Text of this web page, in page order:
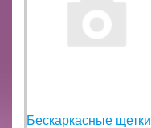
Бескаркасные щетки